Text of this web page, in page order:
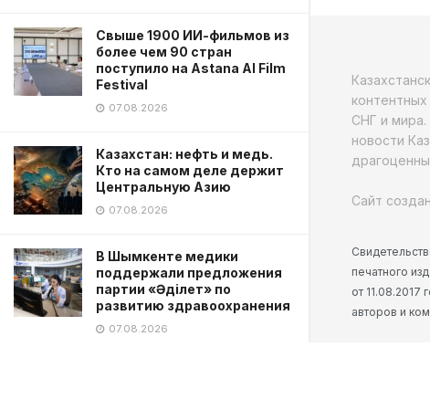
Свыше 1900 ИИ-фильмов из
более чем 90 стран
поступило на Astana AI Film
Festival
07.08.2026
Казахстан: нефть и медь.
Кто на самом деле держит
Центральную Азию
07.08.2026
В Шымкенте медики
поддержали предложения
партии «Әділет» по
развитию здравоохранения
07.08.2026
СНГ и мира.
новости
Сайт
печатного
от
авторов и